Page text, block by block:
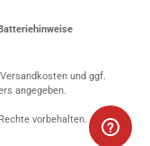
Versandkostenund ggf.
angegeben.
vorbehalten.